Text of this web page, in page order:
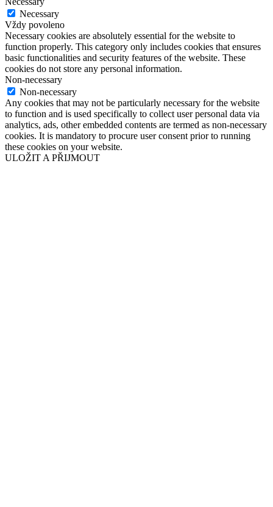
Necessary
Vždy povoleno
Necessary cookies are absolutely essential for the website to
function properly. This category only includes cookies that ensures
basic functionalities and security features of the website. These
cookies do not store any personal information.
Non-necessary
Non-necessary
Any cookies that may not be particularly necessary for the website
to function and is used specifically to collect user personal data via
analytics, ads, other embedded contents are termed as non-necessary
cookies. It is mandatory to procure user consent prior to running
these cookies on your website.
ULOŽIT A PŘIJMOUT